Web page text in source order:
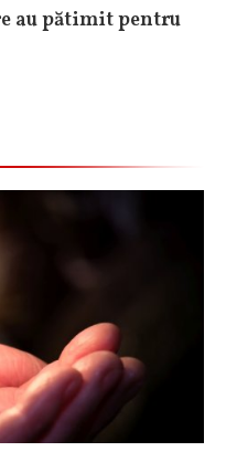
au pătimit pentru